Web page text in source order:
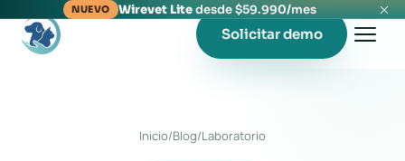
NUEVO Wirevet Litedesde $59.990/mes
Solicitar demo
Inicio/Blog/Laboratorio